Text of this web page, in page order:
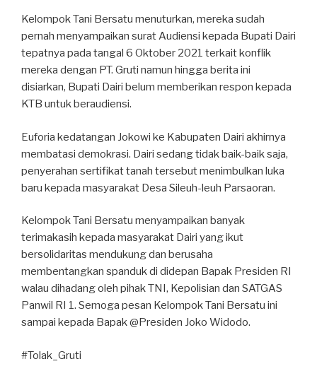
Kelompok Tani Bersatu menuturkan, mereka sudah
pernah menyampaikan surat Audiensi kepada Bupati Dairi
tepatnya pada tangal 6 Oktober 2021 terkait konflik
mereka dengan PT. Gruti namun hingga berita ini
disiarkan, Bupati Dairi belum memberikan respon kepada
KTB untuk beraudiensi.
Euforia kedatangan Jokowi ke Kabupaten Dairi akhirnya
membatasi demokrasi. Dairi sedang tidak baik-baik saja,
penyerahan sertifikat tanah tersebut menimbulkan luka
baru kepada masyarakat Desa Sileuh-leuh Parsaoran.
Kelompok Tani Bersatu menyampaikan banyak
terimakasih kepada masyarakat Dairi yang ikut
bersolidaritas mendukung dan berusaha
membentangkan spanduk di didepan Bapak Presiden RI
walau dihadang oleh pihak TNI, Kepolisian dan SATGAS
Panwil RI 1. Semoga pesan Kelompok Tani Bersatu ini
sampai kepada Bapak @Presiden Joko Widodo.
#Tolak_Gruti